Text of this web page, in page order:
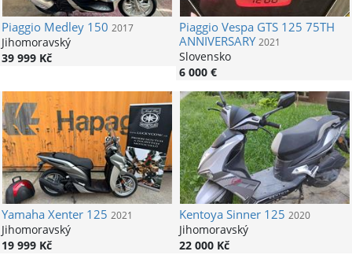
PiaggioMedley 150 2017
Jihomoravský
39 999 Kč
PiaggioVespa GTS 125 75TH
ANNIVERSARY2021
Slovensko
6 000 €
YamahaXenter 125 2021
Jihomoravský
19 999 Kč
KentoyaSinner 125 2020
Jihomoravský
22 000 Kč